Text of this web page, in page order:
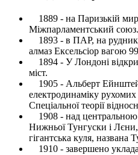
1889 - на Паризькій
Міжпарламентський союз.
1893 - в ПАР, на
алмаз Ексельсіор вагою
1894 - У Лондоні
міст.
1905 - Альберт
електродинаміку
Спеціальної теорії
1908 - над центральною
Нижньої Тунгуски і Лєни,
гігантська куля, названа
1910 - завершено